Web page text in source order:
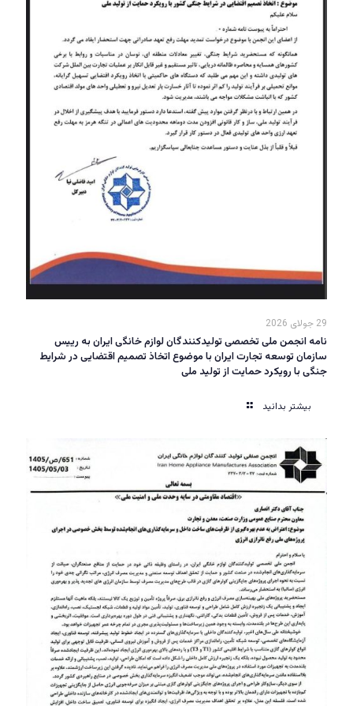
29 جولای 2026
نامه انجمن ملی تخصصی تولیدکنندگان لوازم خانگی ایران به رییس
سازمان توسعه تجارت ایران با موضوع اتخاذ تصمیم اقتضایی در شرایط
جنگی با رویکرد حمایت از تولید ملی
بیشتر بدانید